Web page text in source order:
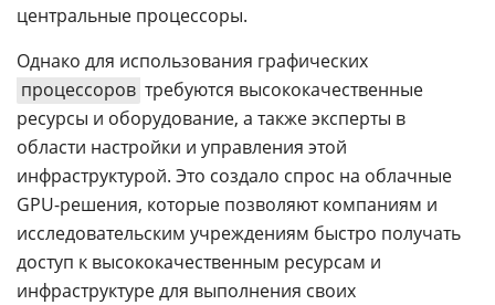
центральные процессоры.
Однако для использования графических
процессоров требуются высококачественные
ресурсы и оборудование, а также эксперты в
области настройки и управления этой
инфраструктурой. Это создало спрос на облачные
GPU-решения, которые позволяют компаниям и
исследовательским учреждениям быстро получать
доступ к высококачественным ресурсам и
инфраструктуре для выполнения своих